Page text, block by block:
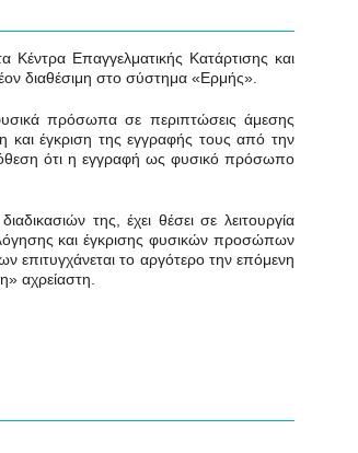
Επαγγελματικής Κατάρτισης και
διαθέσιμη στο σύστημα «Ερμής».
πρόσωπα σε περιπτώσεις άμεσης
έγκριση της εγγραφής τους από την
ότι η εγγραφή ως φυσικό πρόσωπο
της, έχει θέσει σε λειτουργία
και έγκρισης φυσικών προσώπων
επιτυγχάνεται το αργότερο την επόμενη
αχρείαστη.